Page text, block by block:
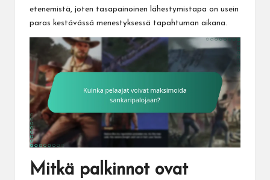
etenemistä, joten tasapainoinen lähestymistapa on usein
paras kestävässä menestyksessä tapahtuman aikana.
Mitkä palkinnot ovat